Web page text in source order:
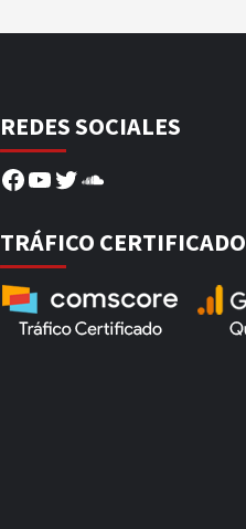
REDES SOCIALES
Facebook
YouTube
Twitter
SoundCloud
TRÁFICO CERTIFICADO